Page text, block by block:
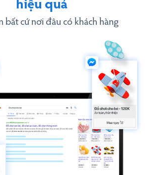
hiệu quả
bất cứ nơi đâu có khách hàng